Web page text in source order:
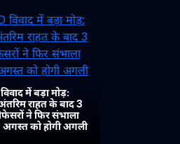
में बड़ा मोड़:
राहत के बाद 3
ने फिर संभाला
अगस्त को होगी अगली